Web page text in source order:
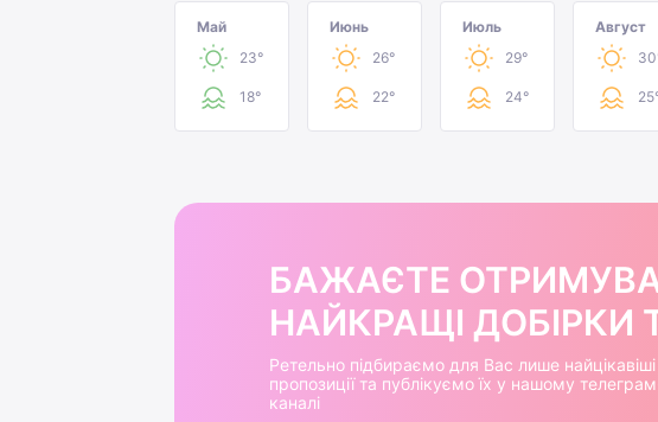
Май
23°
18°
Июнь
26°
22°
Июль
29°
24°
Август
БАЖАЄТЕ
НАЙКРАЩІ ДОБІРКИ
Ретельно підбираємо для Вас лише найцікавіші
пропозиції та публікуємо їх у нашому
каналі